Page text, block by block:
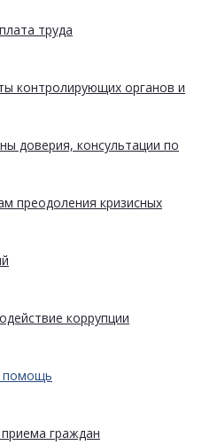
труда
контролирующих органов и
доверия, консультации по
преодоления кризисных
коррупции
помощь
граждан